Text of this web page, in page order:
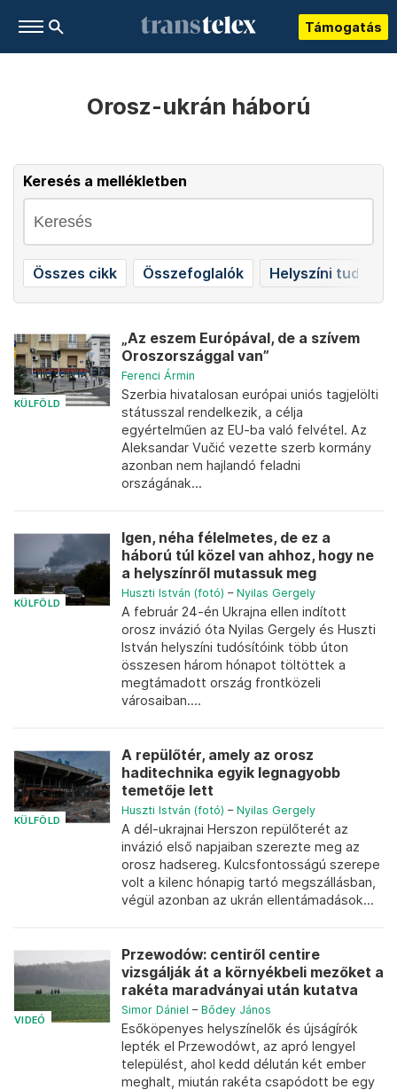
Támogatás
Orosz-ukrán háború
Keresés a mellékletben
Összes cikk Összefoglalók Helyszíni
KÜLFÖLD
„Az eszem Európával, de a szívem
Oroszországgal van”
Ferenci Ármin
Szerbia hivatalosan európai uniós tagjelölti
státusszal rendelkezik, a célja
egyértelműen az EU-ba való felvétel. Az
Aleksandar Vučić vezette szerb kormány
azonban nem hajlandó feladni
országának...
KÜLFÖLD
Igen, néha félelmetes, de ez a
háború túl közel van ahhoz, hogy ne
a helyszínről mutassuk meg
Huszti István (fotó) – Nyilas Gergely
A február 24-én Ukrajna ellen indított
orosz invázió óta Nyilas Gergely és Huszti
István helyszíni tudósítóink több úton
összesen három hónapot töltöttek a
megtámadott ország frontközeli
városaiban....
KÜLFÖLD
A repülőtér, amely az orosz
haditechnika egyik legnagyobb
temetője lett
Huszti István (fotó) – Nyilas Gergely
A dél-ukrajnai Herszon repülőterét az
invázió első napjaiban szerezte meg az
orosz hadsereg. Kulcsfontosságú szerepe
volt a kilenc hónapig tartó megszállásban,
végül azonban az ukrán ellentámadások...
VIDEÓ
Przewodów: centiről centire
vizsgálják át a környékbeli mezőket a
rakéta maradványai után kutatva
Simor Dániel – Bődey János
Esőköpenyes helyszínelők és újságírók
lepték el Przewodówt, az apró lengyel
települést, ahol kedd délután két ember
meghalt, miután rakéta csapódott be egy